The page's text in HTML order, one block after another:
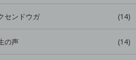
センドウガ (14)
の声 (14)